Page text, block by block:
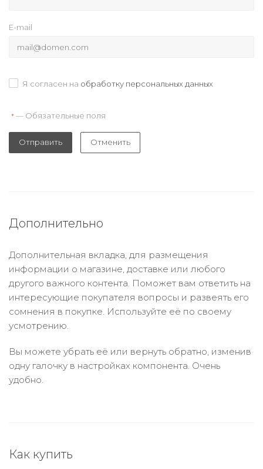
E-mail
Я согласен на обработку персональных данных
* — Обязательные поля
Отправить Отменить
Дополнительно
Дополнительная вкладка, для размещения
информации о магазине, доставке или любого
другого важного контента. Поможет вам ответить на
интересующие покупателя вопросы и развеять его
сомнения в покупке. Используйте её по своему
усмотрению.
Вы можете убрать её или вернуть обратно, изменив
одну галочку в настройках компонента. Очень
удобно.
Как купить